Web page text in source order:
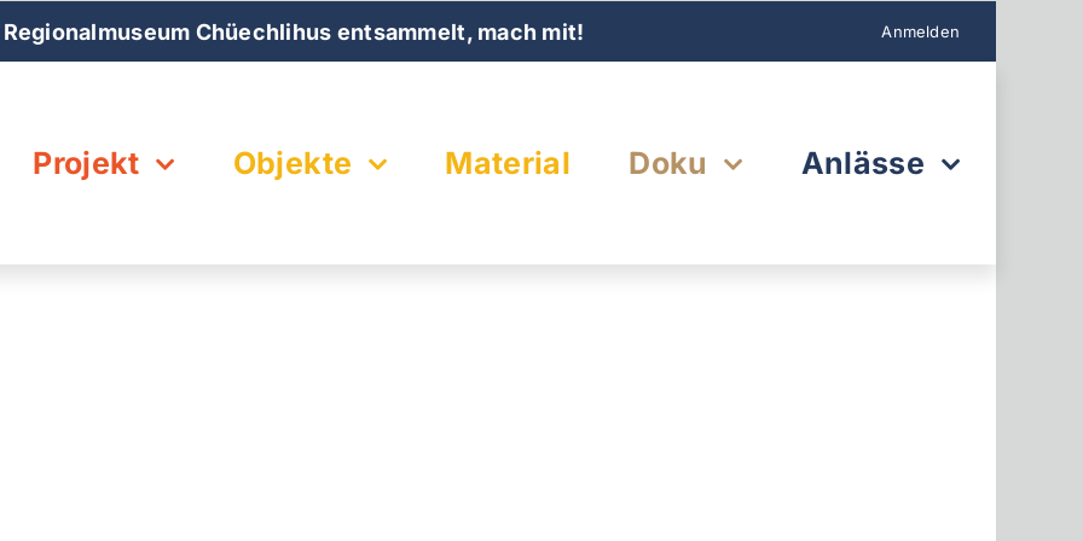
Regionalmuseum Chüechlihus entsammelt, mach mit! Anmelden
Projekt Objekte Material Doku Anlässe